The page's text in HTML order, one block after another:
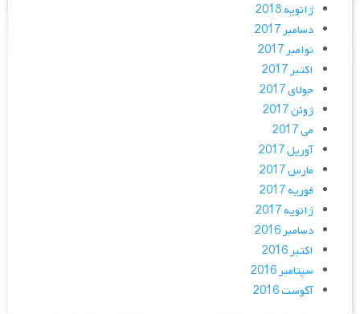
ژانویه 2018
دسامبر 2017
نوامبر 2017
اکتبر 2017
جولای 2017
ژوئن 2017
می 2017
آوریل 2017
مارس 2017
فوریه 2017
ژانویه 2017
دسامبر 2016
اکتبر 2016
سپتامبر 2016
آگوست 2016